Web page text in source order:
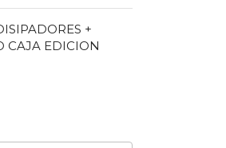
+
CAJA EDICION